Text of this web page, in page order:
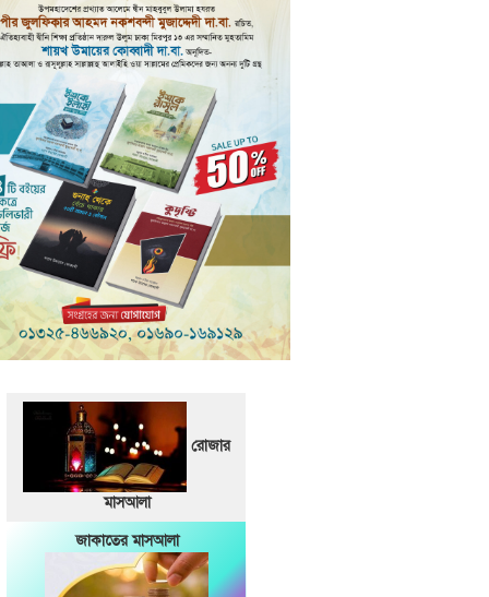
রোজার
মাসআলা
জাকাতের মাসআলা